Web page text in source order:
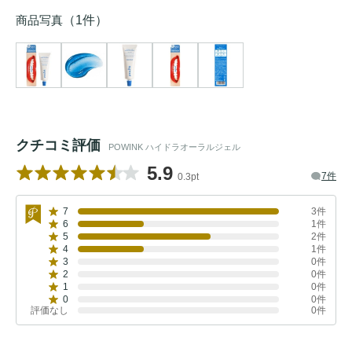
商品写真 （1件）
クチコミ評価 POWINK ハイドラオーラルジェル
5.9 0.3pt 7件
7
3件
6
1件
5
2件
4
1件
3
0件
2
0件
1
0件
0
0件
評価なし
0件